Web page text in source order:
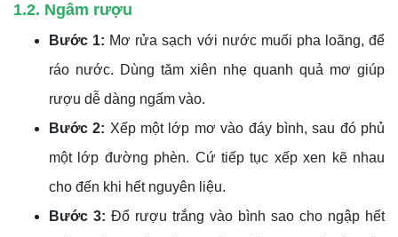
1.2. Ngâm rượu
Bước 1: Mơ rửa sạch với nước muối pha loãng, để
ráo nước. Dùng tăm xiên nhẹ quanh quả mơ giúp
rượu dễ dàng ngấm vào.
Bước 2: Xếp một lớp mơ vào đáy bình, sau đó phủ
một lớp đường phèn. Cứ tiếp tục xếp xen kẽ nhau
cho đến khi hết nguyên liệu.
Bước 3: Đổ rượu trắng vào bình sao cho ngập hết